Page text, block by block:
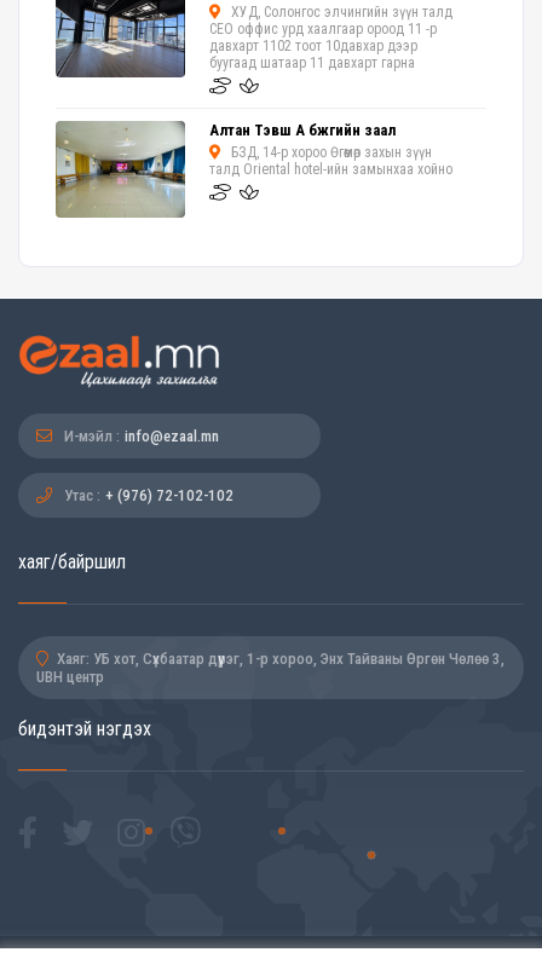
ХУД, Солонгос элчингийн зүүн талд
CEO оффис урд хаалгаар ороод 11 -р
давхарт 1102 тоот 10давхар дээр
буугаад шатаар 11 давхарт гарна
Алтан Тэвш А бүжгийн заал
БЗД, 14-р хороо Өгөөмөр захын зүүн
талд Oriental hotel-ийн замынхаа хойно
И-мэйл : info@ezaal.mn
Утас : + (976) 72-102-102
хаяг/байршил
Хаяг: УБ хот, Сүхбаатар дүүрэг, 1-р хороо, Энх Тайваны Өргөн Чөлөө 3,
UBH центр
бидэнтэй нэгдэх